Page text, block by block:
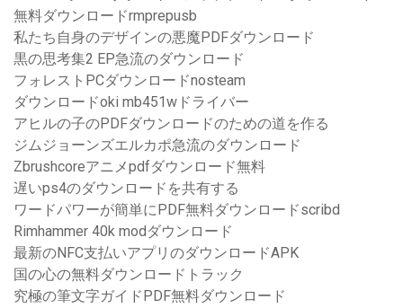
無料ダウンロードrmprepusb
私たち自身のデザインの悪魔PDFダウンロード
黒の思考集2 EP急流のダウンロード
フォレストPCダウンロードnosteam
ダウンロードoki mb451wドライバー
アヒルの子のPDFダウンロードのための道を作る
ジムジョーンズエルカポ急流のダウンロード
Zbrushcoreアニメpdfダウンロード無料
遅いps4のダウンロードを共有する
ワードパワーが簡単にPDF無料ダウンロードscribd
Rimhammer 40k modダウンロード
最新のNFC支払いアプリのダウンロードAPK
国の心の無料ダウンロードトラック
究極の筆文字ガイドPDF無料ダウンロード